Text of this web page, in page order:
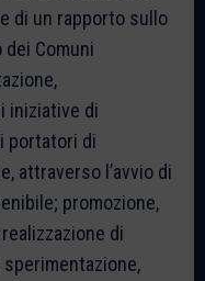
di un rapporto sullo
Comuni
iniziative di
portatori di
attraverso l’avvio di
promozione,
di